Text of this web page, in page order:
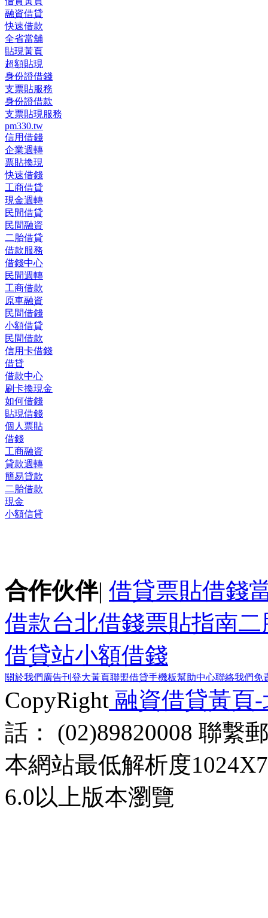
融資借貸
快速借款
全省當舖
貼現黃頁
超額貼現
身份證借錢
支票貼服務
身份證借款
支票貼現服務
pm330.tw
信用借錢
企業週轉
票貼換現
快速借錢
工商借貸
現金週轉
民間借貸
民間融資
二胎借貸
借款服務
借錢中心
民間週轉
工商借款
原車融資
民間借錢
小額借貸
民間借款
信用卡借錢
借貸
借款中心
刷卡換現金
如何借錢
貼現借錢
個人票貼
借錢
工商融資
貸款週轉
簡易貸款
二胎借款
現金
小額信貸
合作伙伴| 借貸票貼借錢
借款台北借錢票貼指南二
借貸站小額借錢
關於我們 廣告刊登大黃頁聯盟借貸手機板幫助中心聯絡我們免
CopyRight 融資借貸黃頁
話： (02)89820008 聯繫
本網站最低解析度
6.0以上版本瀏覽